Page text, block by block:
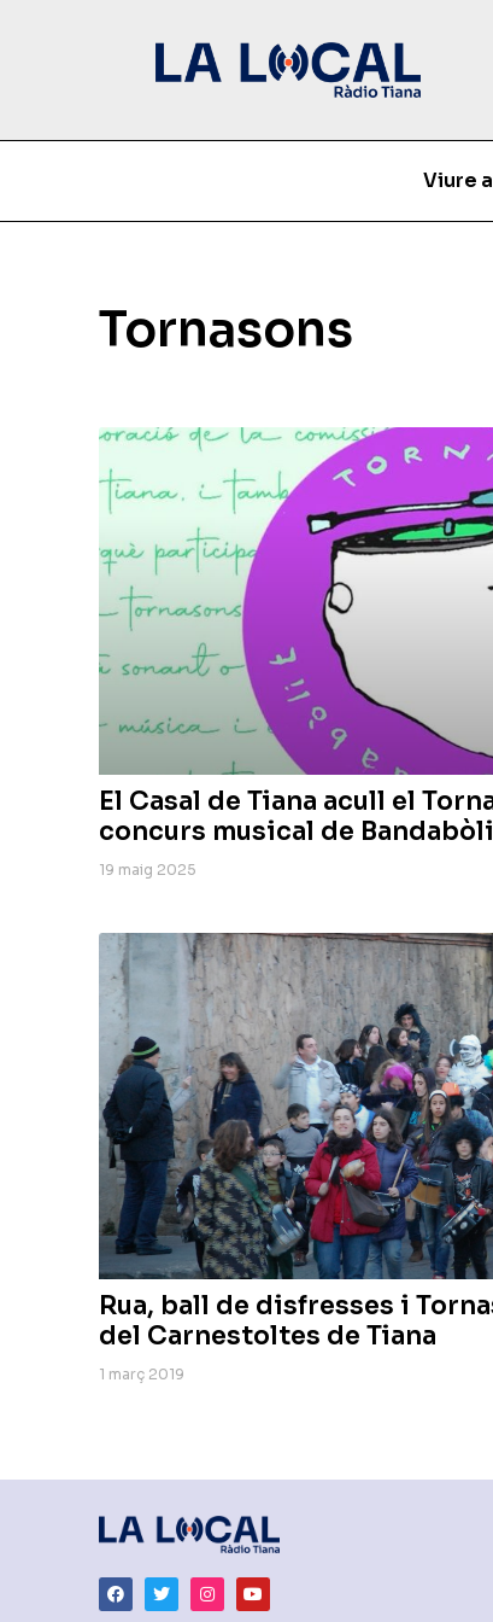
Viure
Tornasons
El Casal de Tiana acull el
concurs musical de
19 maig 2025
Rua, ball de disfresses i
del Carnestoltes de Tiana
1 març 2019